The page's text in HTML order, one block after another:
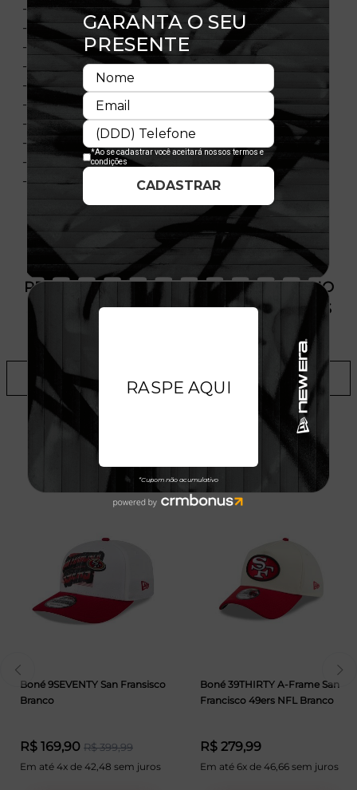
- Logotipo do 49ers bordado no painel frontal
- Flag New Era bordada à esquerda
- Painel frontal único e estruturado
- Aba curva
- Contra-aba em cor contrastante
- Painéis laterais e traseiros em mesh
- Ajustável
- Fechamento tipo Snapback
- Composição: 100% Poliéster
- Licença oficial
PRODUTO SEM ESTOQUE DÍSPONÍVEL NO
SITE, CONSULTE A DISPONIBILIDADE NAS
ADICIONAR A LISTA DE DESEJOS
TALVEZ VOCÊ GOSTE
Boné 9SEVENTY San Fransisco
Branco
R$ 169,90 R$ 399,99
Em até 4x de 42,48 sem juros
Boné 39THIRTY A-Frame San
Francisco 49ers NFL Branco
R$ 279,99
Em até 6x de 46,66 sem juros